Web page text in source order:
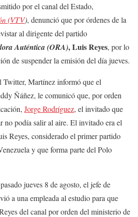
por el canal del Estado,
(VTV), denunció que por órdenes de la
al dirigente del partido
Auténtica (ORA), Luis Reyes, por lo
de suspender la emisión del día jueves.
Twitter, Martínez informó que el
Ñáñez, le comunicó que, por orden
Jorge Rodríguez, el invitado que
no podía salir al aire. El invitado era el
Reyes, considerado el primer partido
y que forma parte del Polo
jueves 8 de agosto, el jefe de
a una empleada al estudio para que
del canal por orden del ministerio de